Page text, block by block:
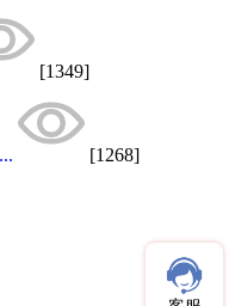
[1349]
[1268]